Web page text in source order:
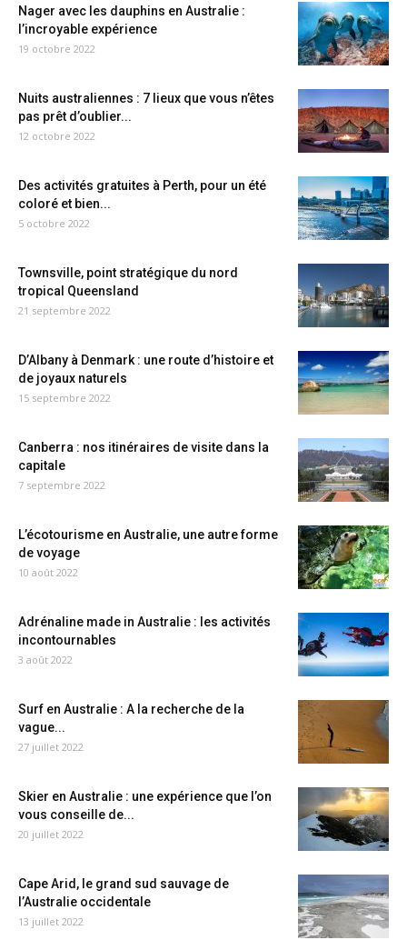
Nager avec les dauphins en Australie :
l’incroyable expérience
19 octobre 2022
Nuits australiennes : 7 lieux que vous n’êtes
pas prêt d’oublier...
12 octobre 2022
Des activités gratuites à Perth, pour un été
coloré et bien...
5 octobre 2022
Townsville, point stratégique du nord
tropical Queensland
21 septembre 2022
D’Albany à Denmark : une route d’histoire et
de joyaux naturels
15 septembre 2022
Canberra : nos itinéraires de visite dans la
capitale
7 septembre 2022
L’écotourisme en Australie, une autre forme
de voyage
10 août 2022
Adrénaline made in Australie : les activités
incontournables
3 août 2022
Surf en Australie : A la recherche de la
vague...
27 juillet 2022
Skier en Australie : une expérience que l’on
vous conseille de...
20 juillet 2022
Cape Arid, le grand sud sauvage de
l’Australie occidentale
13 juillet 2022